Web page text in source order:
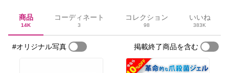
商品
14K
コーディネート
3
コレクション
98
いいね
383K
#オリジナル写真 掲載終了商品を含む